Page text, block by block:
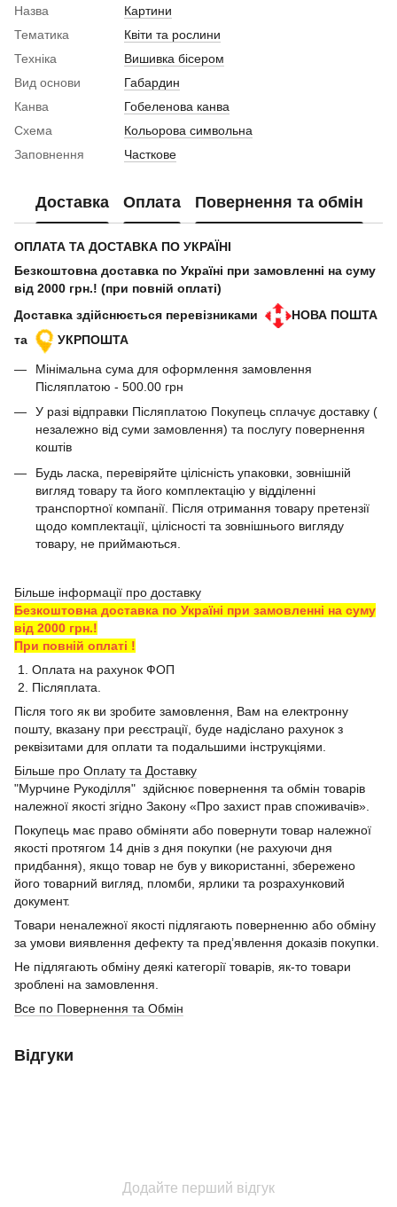
Назва
Картини
Тематика
Квіти та рослини
Техніка
Вишивка бісером
Вид основи
Габардин
Канва
Гобеленова канва
Схема
Кольорова символьна
Заповнення
Часткове
Доставка Оплата Повернення та обмін
ОПЛАТА ТА ДОСТАВКА ПО УКРАЇНІ
Безкоштовна доставка по Україні при замовленні на суму
від 2000 грн.! (при повній оплаті)
Доставка здійснюється перевізниками
НОВА ПОШТА
та
УКРПОШТА
Мінімальна сума для оформлення замовлення
Післяплатою - 500.00 грн
У разі відправки Післяплатою Покупець сплачує доставку (
незалежно від суми замовлення) та послугу повернення
коштів
Будь ласка, перевіряйте цілісність упаковки, зовнішній
вигляд товару та його комплектацію у відділенні
транспортної компанії. Після отримання товару претензії
щодо комплектації, цілісності та зовнішнього вигляду
товару, не приймаються.
Більше інформації про доставку
Безкоштовна доставка по Україні при замовленні на суму
від 2000 грн.!
При повній оплаті !
1. Оплата на рахунок ФОП
2. Післяплата.
Після того як ви зробите замовлення, Вам на електронну
пошту, вказану при реєстрації, буде надіслано рахунок з
реквізитами для оплати та подальшими інструкціями.
Більше про Оплату та Доставку
"Мурчине Рукоділля" здійснює повернення та обмін товарів
належної якості згідно Закону «Про захист прав споживачів».
Покупець має право обміняти або повернути товар належної
якості протягом 14 днів з дня покупки (не рахуючи дня
придбання), якщо товар не був у використанні, збережено
його товарний вигляд, пломби, ярлики та розрахунковий
документ.
Товари неналежної якості підлягають поверненню або обміну
за умови виявлення дефекту та пред’явлення доказів покупки.
Не підлягають обміну деякі категорії товарів, як-то товари
зроблені на замовлення.
Все по Повернення та Обмін
Відгуки
Додайте перший відгук